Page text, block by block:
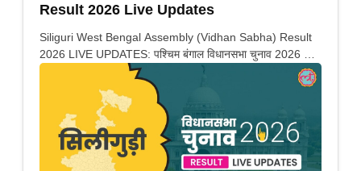
Result 2026 Live Updates
Siliguri West Bengal Assembly (Vidhan Sabha) Result
2026 LIVE UPDATES: पश्चिम बंगाल विधानसभा चुनाव 2026 की
गिनती अगले कुछ ही देर में शुरू होने वाली है. यहां देखें सिलीगुड़ी सीट पर
कौन आगे-कौन पीछे से लेकर किस तरफ जा रहें है रुझान. साथ ही पाइए
इस सीट पर हो रही हर एक हलचल की अपडेट वो भी रियल टाइम में